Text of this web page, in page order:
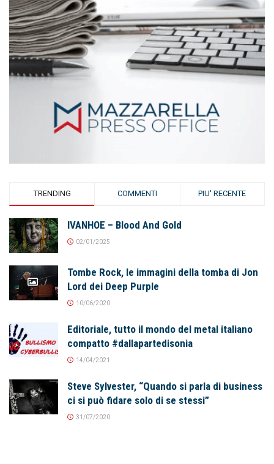
TRENDING COMMENTI PIU' RECENTE
IVANHOE – Blood And Gold
02/01/2025
Tombe Rock, le immagini della tomba di Jon
Lord dei Deep Purple
10/06/2020
Editoriale, tutto il mondo del metal italiano
compatto #dallapartedisonia
14/04/2021
Steve Sylvester, “Quando si parla di business
ci si può fidare solo di se stessi”
31/07/2020